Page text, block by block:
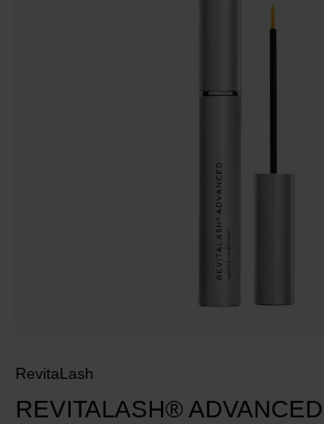
RevitaLash
REVITALASH® ADVANCED